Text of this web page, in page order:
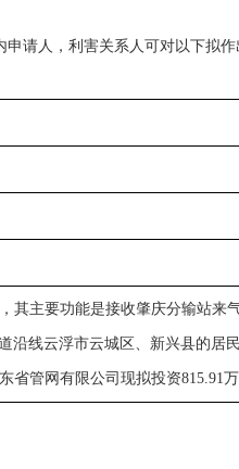
请人，利害关系人可对以下拟
其主要功能是接收肇庆分输站来
沿线云浮市云城区、新兴县的居
管网有限公司现拟投资815.91